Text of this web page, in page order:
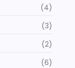
(4)
(3)
(2)
(6)